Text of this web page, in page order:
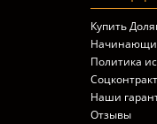
Купить
Политика
Наши
Отзывы